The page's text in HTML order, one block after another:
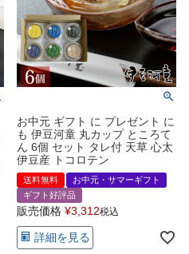
お中元 ギフト に プレゼント に
も 伊豆河童 丸カップ ところて
ん 6個 セット タレ付 天草 心太
伊豆産 トコロテン
送料無料
お中元・サマーギフト
ギフト好評品
販売価格 ¥3,312税込
詳細を見る